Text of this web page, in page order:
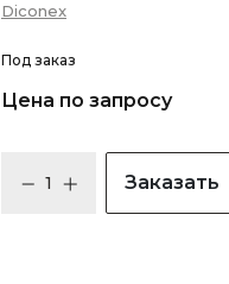
Diconex
Под заказ
Цена по запросу
Заказать